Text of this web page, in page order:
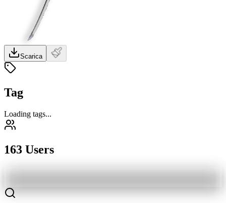
Scarica
Tag
Loading tags...
163 Users